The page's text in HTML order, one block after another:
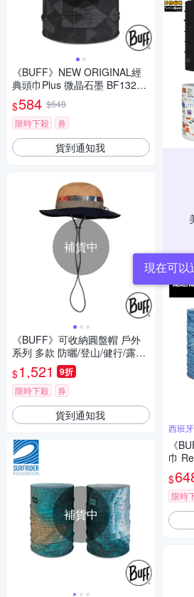
《BUFF》NEW ORIGINAL經
典頭巾Plus 微晶石墨 BF13243
1-901/路跑/防曬/健行/單車/爬
山/吸濕排汗
$584 $648
限時下殺
券
貨到通知我
補貨中
《BUFF》可收納圓盤帽 戶外
系列 多款 防曬/登山/健行/露營/
單車/爬山/旅遊/釣魚
$1,521 9折
限時下殺 券
貨到通知我
補貨中
現在可以
西班
《
巾
曬/
彩
$
限時